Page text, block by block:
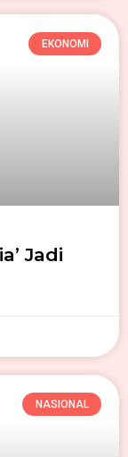
EKONOMI
Jadi
NASIONAL